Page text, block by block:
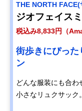
THE NORTH
ジオフェイス
税込み8,833円（
街歩きにぴった
ン
どんな服装にも合
小さなリュクサック。